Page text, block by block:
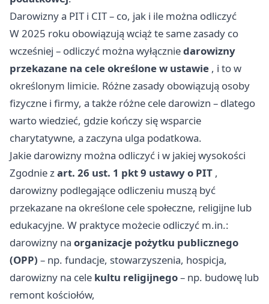
Darowizny a PIT i CIT – co, jak i ile można odliczyć
W 2025 roku obowiązują wciąż te same zasady co
wcześniej – odliczyć można wyłączniedarowizny
przekazane na cele określone w ustawie , i to w
określonym limicie. Różne zasady obowiązują osoby
fizyczne i firmy, a także różne cele darowizn – dlatego
warto wiedzieć, gdzie kończy się wsparcie
charytatywne, a zaczyna ulga podatkowa.
Jakie darowizny można odliczyć i w jakiej wysokości
Zgodnie zart. 26 ust. 1 pkt 9 ustawy o PIT ,
darowizny podlegające odliczeniu muszą być
przekazane na określone cele społeczne, religijne lub
edukacyjne. W praktyce możecie odliczyć m.in.:
darowizny na organizacje pożytku publicznego
(OPP) – np. fundacje, stowarzyszenia, hospicja,
darowizny na cele kultu religijnego– np. budowę lub
remont kościołów,